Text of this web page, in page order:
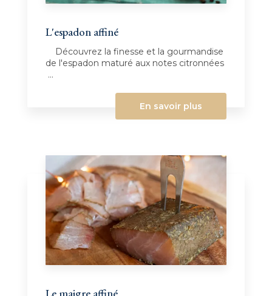
L'espadon affiné
Découvrez la finesse et la gourmandise
de l'espadon maturé aux notes citronnées
...
En savoir plus